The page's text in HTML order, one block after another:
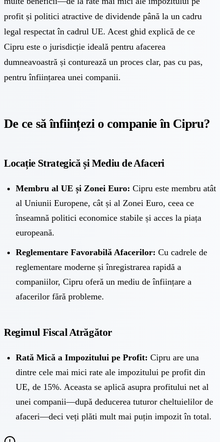
profit și politici atractive de dividende până la un cadru
legal respectat în cadrul UE. Acest ghid explică de ce
Cipru este o jurisdicție ideală pentru afacerea
dumneavoastră și conturează un proces clar, pas cu pas,
pentru înființarea unei companii.
De ce să înființezi o companie în Cipru?
Locație Strategică și Mediu de Afaceri
Membru al UE și Zonei Euro: Cipru este membru atât
al Uniunii Europene, cât și al Zonei Euro, ceea ce
înseamnă politici economice stabile și acces la piața
europeană.
Reglementare Favorabilă Afacerilor: Cu cadrele de
reglementare moderne și înregistrarea rapidă a
companiilor, Cipru oferă un mediu de înființare a
afacerilor fără probleme.
Regimul Fiscal Atrăgător
Rată Mică a Impozitului pe Profit: Cipru are una
dintre cele mai mici rate ale impozitului pe profit din
UE, de 15%. Aceasta se aplică asupra profitului net al
unei companii—după deducerea tuturor cheltuielilor de
afaceri—deci veți plăti mult mai puțin impozit în total.